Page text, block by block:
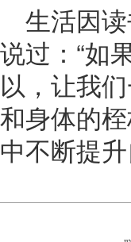
生活因
说过：“如
以，让我
和身体的
中不断提